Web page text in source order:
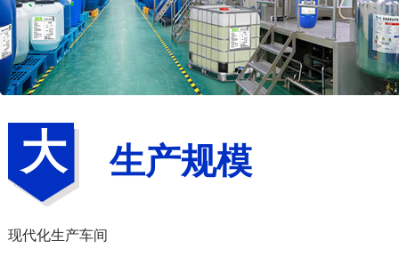
大 生产规模
现代化生产车间